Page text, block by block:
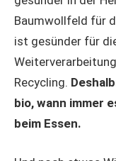
Baumwollfeld für
ist gesünder für
Recycling.
bio, wann immer
beim Essen.